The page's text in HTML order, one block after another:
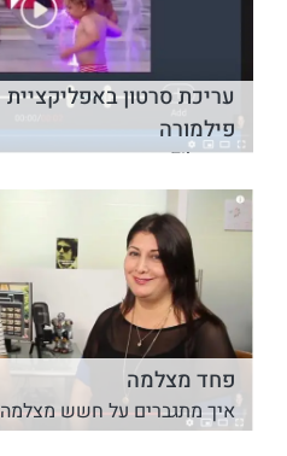
עריכת סרטון באפליקציית
פילמורה
Filmora
פחד מצלמה
איך מתגברים על חשש מצלמה